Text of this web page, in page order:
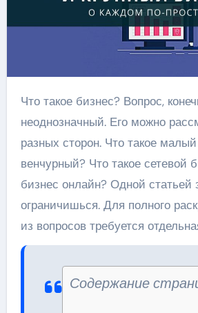
Что такое бизнес? Вопрос, конечно,
неоднозначный. Его можно
разных сторон. Что такое
венчурный? Что такое сетевой
бизнес онлайн? Одной статьей
ограничишься. Для полного
из вопросов требуется
Содержание